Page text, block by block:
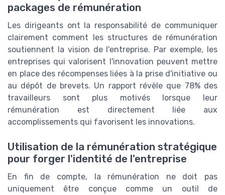
packages de rémunération
Les dirigeants ont la responsabilité de communiquer
clairement comment les structures de rémunération
soutiennent la vision de l'entreprise. Par exemple, les
entreprises qui valorisent l'innovation peuvent mettre
en place des récompenses liées à la prise d'initiative ou
au dépôt de brevets. Un rapport révèle que 78% des
travailleurs sont plus motivés lorsque leur
rémunération est directement liée aux
accomplissements qui favorisent les innovations.
Utilisation de la rémunération stratégique
pour forger l'identité de l'entreprise
En fin de compte, la rémunération ne doit pas
uniquement être conçue comme un outil de